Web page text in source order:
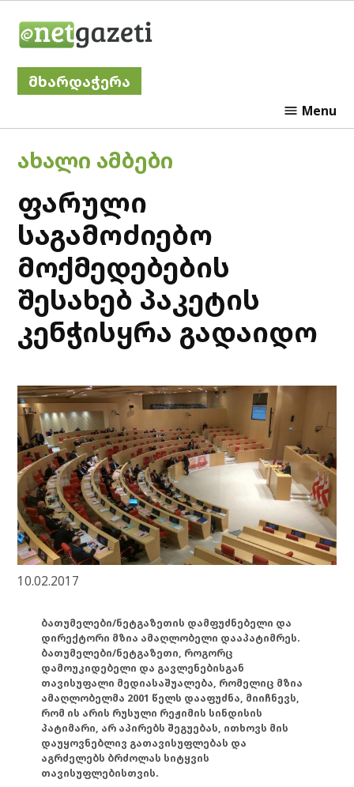
მხარდაჭერა
Menu
POSTED
ᲐᲮᲐᲚᲘ ᲐᲛᲑᲔᲑᲘ
ფარული
საგამოძიებო
მოქმედებების
შესახებ პაკეტის
კენჭისყრა გადაიდო
10.02.2017
ბათუმელები/ნეტგაზეთის დამფუძნებელი და
დირექტორი მზია ამაღლობელი დააპატიმრეს.
ბათუმელები/ნეტგაზეთი, როგორც
დამოუკიდებელი და გავლენებისგან
თავისუფალი მედიასაშუალება, რომელიც მზია
ამაღლობელმა 2001 წელს დააფუძნა, მიიჩნევს,
რომ ის არის რუსული რეჟიმის სინდისის
პატიმარი, არ აპირებს შეგუებას, ითხოვს მის
დაუყოვნებლივ გათავისუფლებას და
აგრძელებს ბრძოლას სიტყვის
თავისუფლებისთვის.